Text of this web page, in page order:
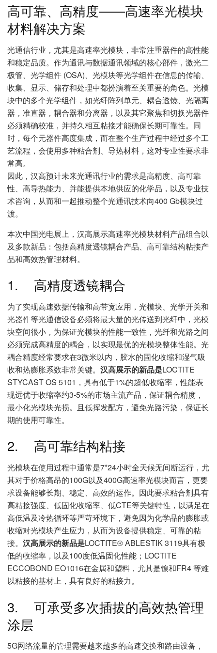
高可靠、高精度——高速率光模块
材料解决方案
光通信行业，尤其是高速率光模块，非常注重器件的高性能
和稳定品质。作为通讯与数据通讯领域的核心部件，激光二
极管、光学组件 (OSA)、光模块等光学组件在信息的传输、
收集、显示、储存和处理中都扮演着至关重要的角色。光模
块中的多个光学组件，如光纤阵列单元、耦合透镜、光隔离
器，准直器，耦合器和分离器，以及其它聚焦和切换光器件
必须精确校准，并持久相互粘接才能确保长期可靠性。同
时，每个元器件高度集成，而在整个生产过程中经过多个工
艺流程，会使用多种粘合剂、导热材料，这对专业性要求非
常高。
因此，汉高预计未来光通讯行业的需求是高精度、高可靠
性、高导热能力、并能提供本地供应的化学品，以及专业技
术咨询，从而和一起推动整个光通讯技术向400 Gb模块过
渡。
本次中国光电展上，汉高展示高速率光模块材料产品组合以
及多款新品：包括高精度透镜耦合产品、高可靠结构粘接产
品和高效热管理材料。
1. 高精度透镜耦合
为了实现高速数据传输和高带宽应用，光模块、光学开关和
光器件等光通信设备必须将最大量的光传送到光纤中，光模
块空间很小，为保证光模块的性能一致性，光纤和光路之间
必须完成高精度的耦合，以实现最优的光模块整体性能。光
耦合精度经常要求在3微米以内，胶水的固化收缩和湿气吸
收和热膨胀系数非常关键。 汉高展示的新品是LOCTITE
STYCAST OS 5101，具有低于1%的超低收缩率，性能表
现远优于收缩率约3-5%的市场主流产品，保证耦合精度，
最小化光模块光损。且低挥发配方，避免光路污染，保证长
期的使用可靠性。
2. 高可靠结构粘接
光模块在使用过程中通常是7*24小时全天候无间断运行，尤
其对于价格高昂的100G以及400G高速率光模块而言，更要
求设备能够长期、稳定、高效的运作。因此要求粘合剂具有
高粘接强度、低固化收缩率、低CTE等关键特性，以满足在
高低温及冷热循环等严苛环境下，避免因为化学品的膨胀或
收缩对光模块产生应力，从而为设备提供稳定、可靠的粘
接。 汉高展示的新品是LOCTITE® ABLESTIK 3119具有极
低的收缩率，以及100度低温固化性能；LOCTITE
ECCOBOND EO1016在金属和塑料，尤其是镍和FR4 等难
以粘接的基材上，具有良好的粘接力。
3. 可承受多次插拔的高效热管理
涂层
5G网络流量的管理需要越来越多的高速交换和路由设备，